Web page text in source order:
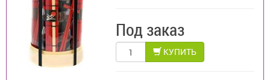
Под заказ
КУПИТЬ